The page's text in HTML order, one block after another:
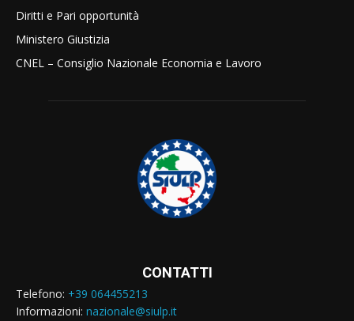
Diritti e Pari opportunità
Ministero Giustizia
CNEL – Consiglio Nazionale Economia e Lavoro
CONTATTI
Telefono: +39 064455213
Informazioni: nazionale@siulp.it